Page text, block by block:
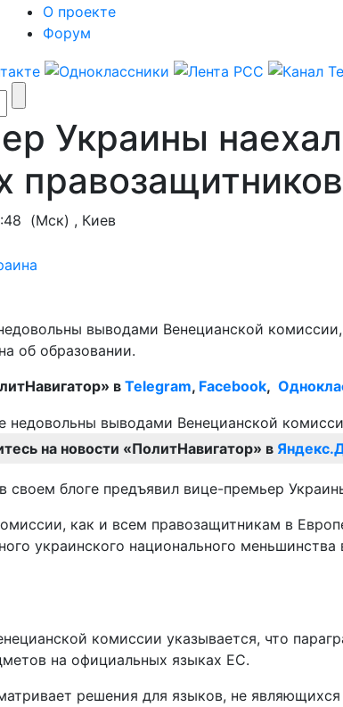
О проекте
Форум
Украины
(Мск) , Киев
выводами Венецианской
об образовании.
в Telegram, Facebook,
на новости «ПолитНавигатор» в
своем блоге предъявил вице-премьер
как и всем правозащитникам в
украинского национального
комиссии указывается, что
на официальных языках ЕС.
решения для языков, не